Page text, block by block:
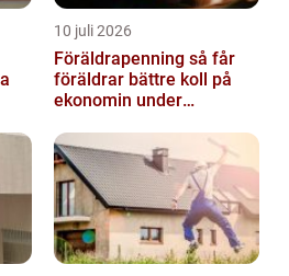
10 juli 2026
Föräldrapenning så får
föräldrar bättre koll på
ekonomin under